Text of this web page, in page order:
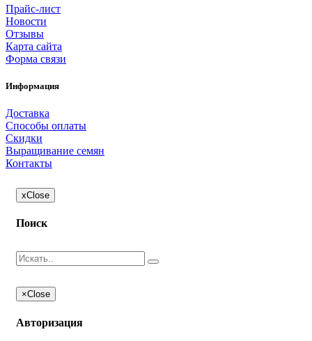
Прайс-лист
Новости
Отзывы
Карта сайта
Форма связи
Информация
Доставка
Способы оплаты
Скидки
Выращивание семян
Контакты
xClose
Поиск
×Close
Авторизация